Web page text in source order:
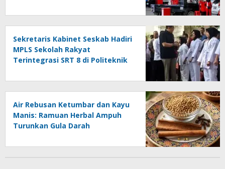
Sekretaris Kabinet Seskab Hadiri
MPLS Sekolah Rakyat
Terintegrasi SRT 8 di Politeknik
Air Rebusan Ketumbar dan Kayu
Manis: Ramuan Herbal Ampuh
Turunkan Gula Darah